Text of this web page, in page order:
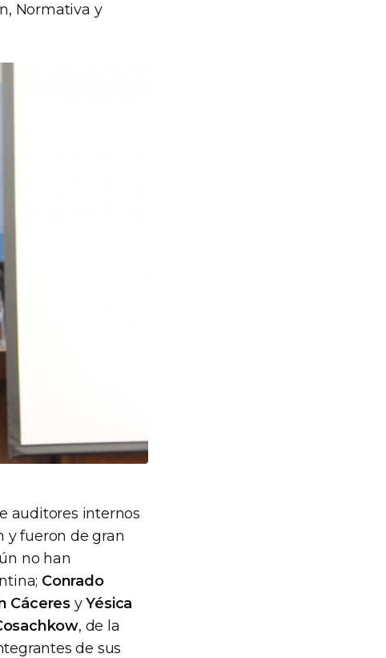
Normativa y
auditores internos
y fueron de gran
no han
Conrado
Cáceres yYésica
, de la
de sus